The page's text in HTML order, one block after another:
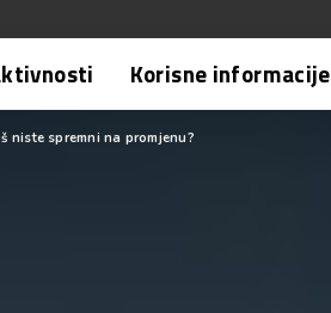
Korisne informacije
niste spremni na promjenu?